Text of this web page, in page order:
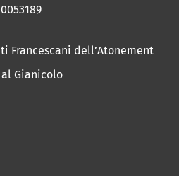
Francescani dell’Atonement
Gianicolo